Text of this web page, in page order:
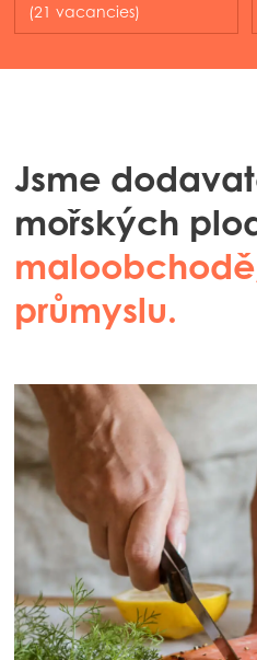
Mowi Global
Asia
Mowi China
Mowi Japan
Polska
(21 vacancies)
Jsme
mořských
průmyslu.